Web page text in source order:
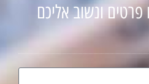
ונשוב אליכם